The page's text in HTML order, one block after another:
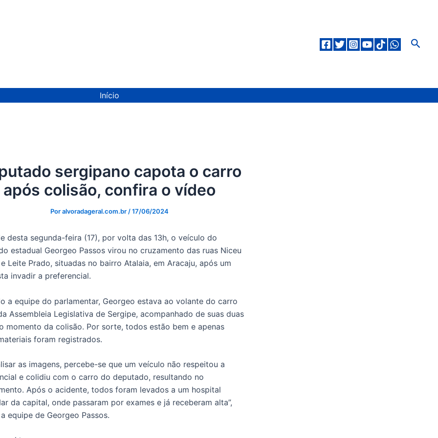
Início
sergipano capota o carro
após colisão, confira o vídeo
Poralvoradageral.com.br /17/06/2024
desta segunda-feira (17), por volta das 13h, o veículo do
estadual Georgeo Passos virou no cruzamento das ruas Niceu
Leite Prado, situadas no bairro Atalaia, em Aracaju, após um
invadir a preferencial.
a equipe do parlamentar, Georgeo estava ao volante do carro
Assembleia Legislativa de Sergipe, acompanhado de suas duas
momento da colisão. Por sorte, todos estão bem e apenas
foram registrados.
as imagens, percebe-se que um veículo não respeitou a
e colidiu com o carro do deputado, resultando no
Após o acidente, todos foram levados a um hospital
da capital, onde passaram por exames e já receberam alta”,
equipe de Georgeo Passos.